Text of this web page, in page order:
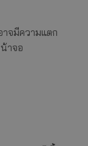
จมีความแตก
าจอ